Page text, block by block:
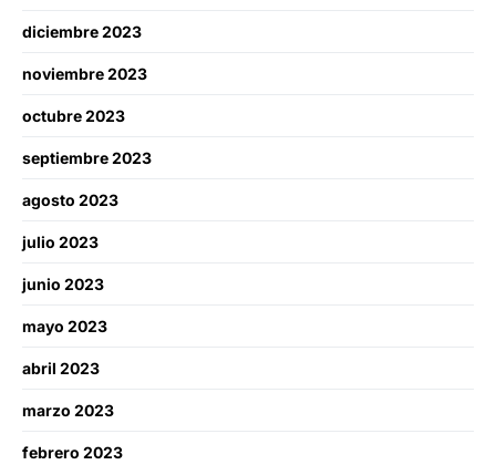
diciembre 2023
noviembre 2023
octubre 2023
septiembre 2023
agosto 2023
julio 2023
junio 2023
mayo 2023
abril 2023
marzo 2023
febrero 2023